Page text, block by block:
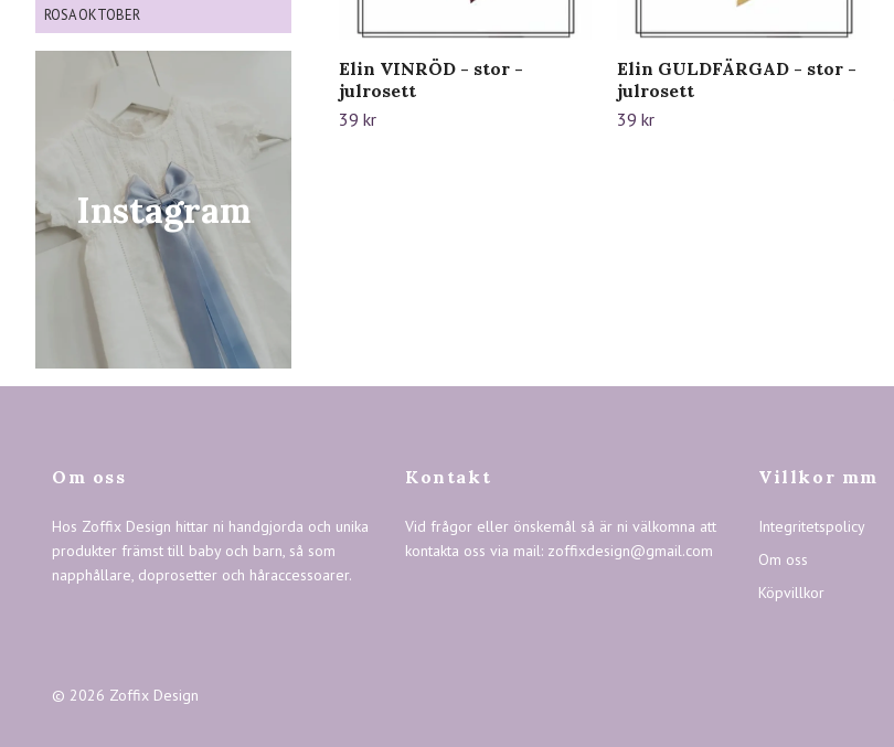
ROSA OKTOBER
Instagram
Elin VINRÖD - stor -
julrosett
39 kr
Elin GULDFÄRGAD - stor -
julrosett
39 kr
Om oss
Hos Zoffix Design hittar ni handgjorda och unika
produkter främst till baby och barn, så som
napphållare, doprosetter och håraccessoarer.
Kontakt
Vid frågor eller önskemål så är ni välkomna att
kontakta oss via mail: zoffixdesign@gmail.com
Villkor mm
Integritetspolicy
Om oss
Köpvillkor
© 2026 Zoffix Design